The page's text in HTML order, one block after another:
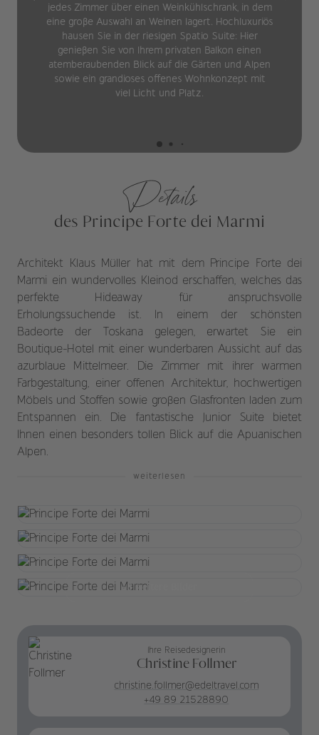
jedes Zimmer über einen Weinkühlschrank, in dem
eine große Auswahl an Weinen lagert. Hochluxuriös
hausen Sie in der riesigen Spatio Suite: Hier
genießen Sie von Ihrem privaten Balkon einen
atemberaubenden Blick auf die Gärten und Alpen
sowie ein grandioses offenes Wohnkonzept mit
viel Licht und Platz.
Details
des Principe Forte dei Marmi
Architekt Klaus Müller hat mit dem Principe Forte dei
Marmi ein wundervolles Kleinod erschaffen, welches das
perfekte Hideaway für anspruchsvolle
Erholungssuchende ist. In einem der schönsten
Badeorte der Toskana gelegen, erwartet Sie ein
Boutique-Hotel mit einer wunderbaren Aussicht auf das
azurblaue Mittelmeer. Die Zimmer mit ihrer warmen
Farbgestaltung, einer offenen Architektur, hochwertigen
Möbels und Stoffen sowie großen Glasfronten laden zum
Entspannen ein. Die fantastische Junior Suite bietet
Ihnen einen besonders tollen Blick auf die Apuanischen
Alpen.
weiterlesen
+8 weitere Bilder
Ihre Reisedesignerin
Christine Follmer
christine.follmer@edeltravel.com
+49 89 21528890